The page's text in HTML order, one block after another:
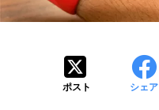
ポスト シェア